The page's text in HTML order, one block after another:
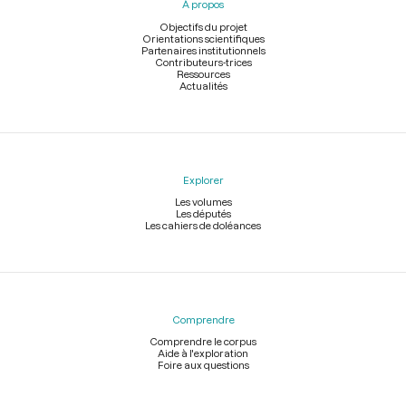
À propos
Objectifs du projet
Orientations scientifiques
Partenaires institutionnels
Contributeurs-trices
Ressources
Actualités
Explorer
Les volumes
Les députés
Les cahiers de doléances
Comprendre
Comprendre le corpus
Aide à l'exploration
Foire aux questions